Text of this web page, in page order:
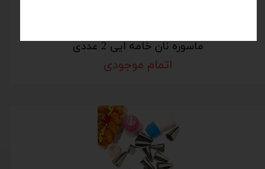
ماسوره نان خامه ایی 2 عددی
اتمام موجودی